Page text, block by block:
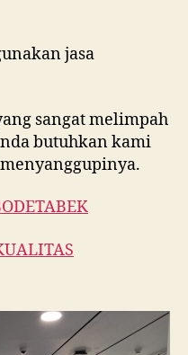
jasa
sangat melimpah
butuhkan kami